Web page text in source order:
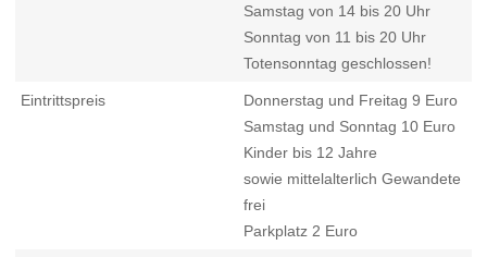
Samstag von 14 bis 20 Uhr
Sonntag von 11 bis 20 Uhr
Totensonntag geschlossen!
Eintrittspreis
Donnerstag und Freitag 9 Euro
Samstag und Sonntag 10 Euro
Kinder bis 12 Jahre
sowie mittelalterlich Gewandete
frei
Parkplatz 2 Euro